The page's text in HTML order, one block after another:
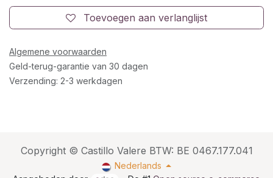
Toevoegen aan verlanglijst
Algemene voorwaarden
Geld-terug-garantie van 30 dagen
Verzending: 2-3 werkdagen
Copyright © Castillo Valere BTW: BE 0467.177.041
Nederlands